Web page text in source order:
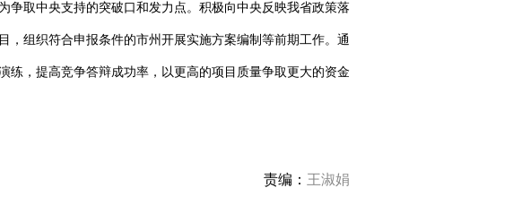
取中央支持的突破口和发力点。积极向中央反映我省政策落
组织符合申报条件的市州开展实施方案编制等前期工作。通
，提高竞争答辩成功率，以更高的项目质量争取更大的资金
责编： 王淑娟